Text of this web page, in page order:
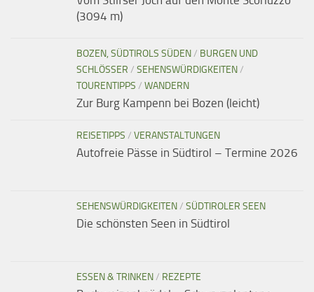
(3094 m)
BOZEN, SÜDTIROLS SÜDEN/ BURGEN UND
SCHLÖSSER / SEHENSWÜRDIGKEITEN/
TOURENTIPPS / WANDERN
Zur Burg Kampenn bei Bozen (leicht)
REISETIPPS / VERANSTALTUNGEN
Autofreie Pässe in Südtirol – Termine 2026
SEHENSWÜRDIGKEITEN/ SÜDTIROLER SEEN
Die schönsten Seen in Südtirol
ESSEN & TRINKEN/ REZEPTE